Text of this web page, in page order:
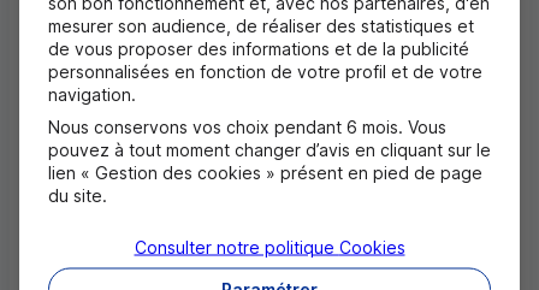
premier employeur privé d’Alsace. »
Bon à
savoir
Forum pour l’Avenir des Jeunes
mesurer son audience, de réaliser des statistiques et
de vous proposer des informations et de la publicité
personnalisées en fonction de votre profil et de votre
navigation.
Nous conservons vos choix pendant 6 mois. Vous
pouvez à tout moment changer d’avis en cliquant sur le
lien « Gestion des cookies » présent en pied de page
du site.
Consulter notre politique Cookies